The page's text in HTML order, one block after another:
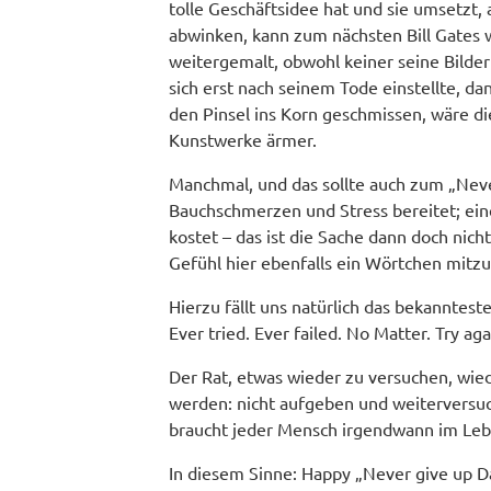
tolle Geschäftsidee hat und sie
abwinken, kann zum nächsten Bill
weitergemalt, obwohl keiner seine
sich erst nach seinem Tode einstellte,
den Pinsel ins Korn geschmissen, wäre
Kunstwerke ärmer.
Manchmal, und das sollte auch zum
Bauchschmerzen und Stress bereitet;
kostet – das ist die Sache dann doch
Gefühl hier ebenfalls ein Wörtchen
Hierzu fällt uns natürlich das
Ever tried. Ever failed. No Matter. Try
Der Rat, etwas wieder zu versuchen,
werden: nicht aufgeben und
braucht jeder Mensch irgendwann im
In diesem Sinne: Happy „Never give up